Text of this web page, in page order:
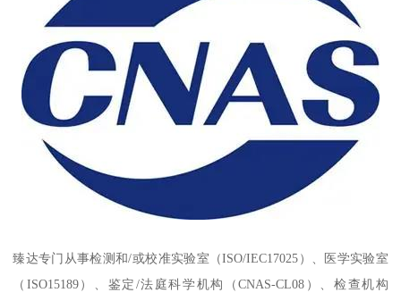
臻达专门从事检测和/或校准实验室（ISO/IEC17025）、医学实验室
（ISO15189）、鉴定/法庭科学机构（CNAS-CL08）、检查机构